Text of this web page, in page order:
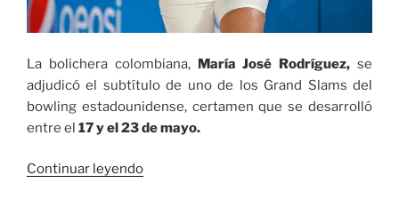
La bolichera colombiana, María José Rodríguez, se
adjudicó el subtítulo de uno de los Grand Slams del
bowling estadounidense, certamen que se desarrolló
entre el 17 y el 23 de mayo.
Continuar leyendo«La